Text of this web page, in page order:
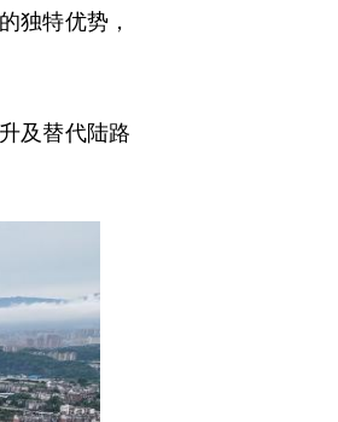
独特优势，
及替代陆路